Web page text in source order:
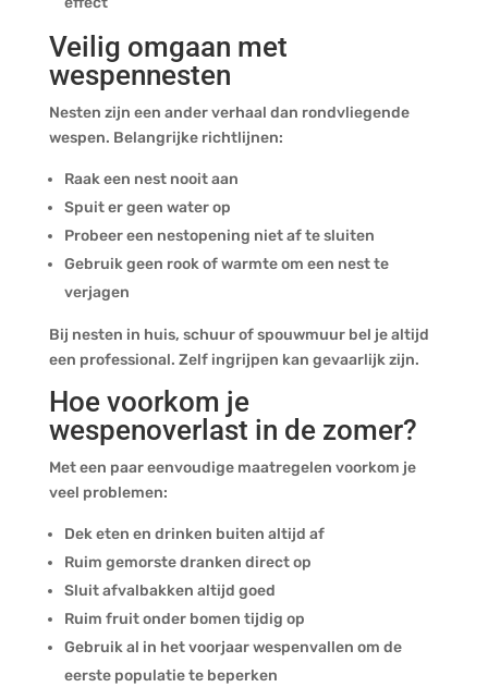
Veilig omgaan met
wespennesten
Nesten zijn een ander verhaal dan rondvliegende
wespen. Belangrijke richtlijnen:
Raak een nest nooit aan
Spuit er geen water op
Probeer een nestopening niet af te sluiten
Gebruik geen rook of warmte om een nest te
verjagen
Bij nesten in huis, schuur of spouwmuur bel je altijd
een professional. Zelf ingrijpen kan gevaarlijk zijn.
Hoe voorkom je
wespenoverlast in de zomer?
Met een paar eenvoudige maatregelen voorkom je
veel problemen:
Dek eten en drinken buiten altijd af
Ruim gemorste dranken direct op
Sluit afvalbakken altijd goed
Ruim fruit onder bomen tijdig op
Gebruik al in het voorjaar wespenvallen om de
eerste populatie te beperken